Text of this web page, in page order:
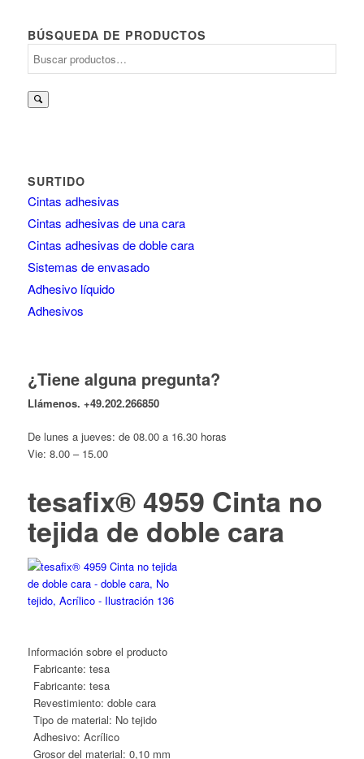
BÚSQUEDA DE PRODUCTOS
SURTIDO
Cintas adhesivas
Cintas adhesivas de una cara
Cintas adhesivas de doble cara
Sistemas de envasado
Adhesivo líquido
Adhesivos
¿Tiene alguna pregunta?
Llámenos. +49.202.266850
De lunes a jueves: de 08.00 a 16.30 horas
Vie: 8.00 – 15.00
tesafix® 4959 Cinta no
tejida de doble cara
Información sobre el producto
Fabricante: tesa
Fabricante: tesa
Revestimiento: doble cara
Tipo de material: No tejido
Adhesivo: Acrílico
Grosor del material: 0,10 mm